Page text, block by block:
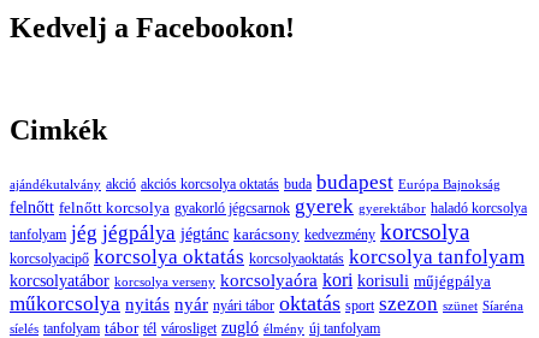
Kedvelj a Facebookon!
Cimkék
ajándékutalvány akció akciós korcsolya oktatás buda budapest Európa Bajnokság
felnőtt felnőtt korcsolya gyakorló jégcsarnok gyerek gyerektábor haladó korcsolya
tanfolyam jég jégpálya jégtánc karácsony kedvezmény korcsolya
korcsolyacipő korcsolya oktatás korcsolyaoktatás korcsolya tanfolyam
korcsolyatábor korcsolya verseny korcsolyaóra kori korisuli műjégpálya
műkorcsolya nyitás nyár nyári tábor oktatás sport szezon szünet Síaréna
síelés tanfolyam tábor tél városliget zugló élmény új tanfolyam